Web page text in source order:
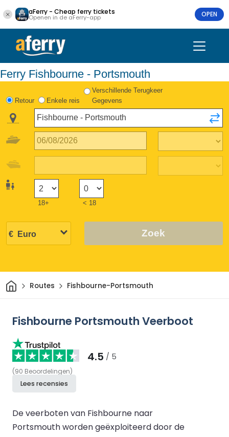
aFerry - Cheap ferry tickets
Openen in de aFerry-app OPEN
Ferry Fishbourne - Portsmouth
Retour Enkele reis
Verschillende Terugkeer
Gegevens
18+ < 18
Zoek
ThuisRoutes Fishbourne-Portsmouth
Fishbourne Portsmouth Veerboot
4.5 / 5
(90 Beoordelingen)
Lees recensies
De veerboten van Fishbourne naar
Portsmouth worden geëxploiteerd door de